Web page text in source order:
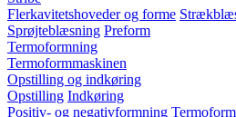
Flerkavitetshoveder og forme
Sprøjteblæsning Preform
Termoformning
Termoformmaskinen
Opstilling og indkøring
Opstilling Indkøring
Positiv- og negativformning